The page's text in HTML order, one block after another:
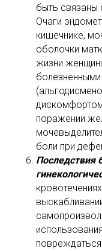
быть
Очаги
кишечнике,
оболочки
жизни
поражении
боли при
Последствия